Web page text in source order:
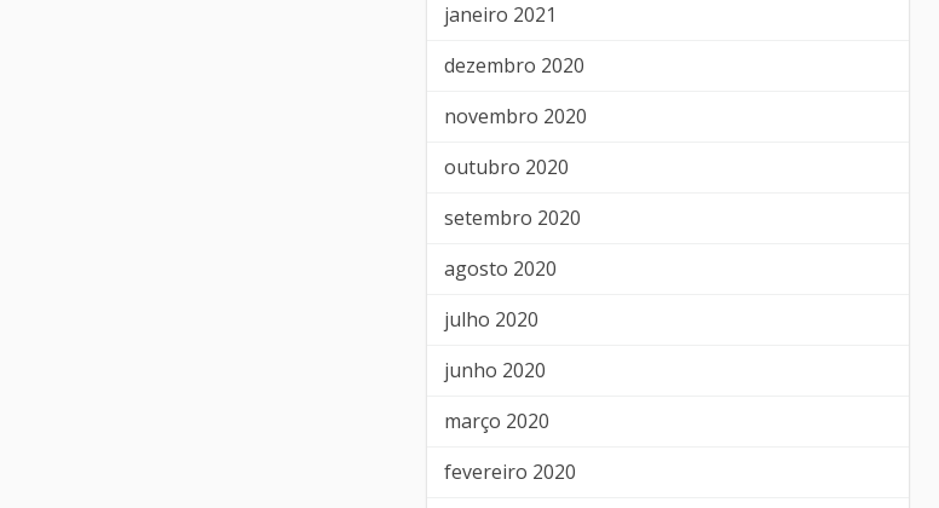
janeiro 2021
dezembro 2020
novembro 2020
outubro 2020
setembro 2020
agosto 2020
julho 2020
junho 2020
março 2020
fevereiro 2020